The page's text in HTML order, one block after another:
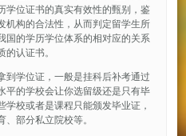
学位证书的真实有效性的甄别，鉴
机构的合法性，从而判定留学生所
国的学历学位体系的相对应的关系
认证书。
到学位证，一般是挂科后补考通过
平的学校会让你选留级还是只有毕
校或者是课程只能颁发毕业证，
部分私立院校等。